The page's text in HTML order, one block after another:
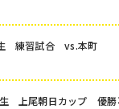
練習試合 vs.本町
生 上尾朝日カップ 優勝